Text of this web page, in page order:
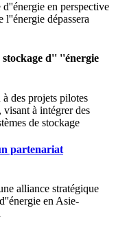
en perspective
dépassera
stockage d'' ''énergie
des projets pilotes
à intégrer des
de stockage
partenariat
alliance stratégique
en Asie-